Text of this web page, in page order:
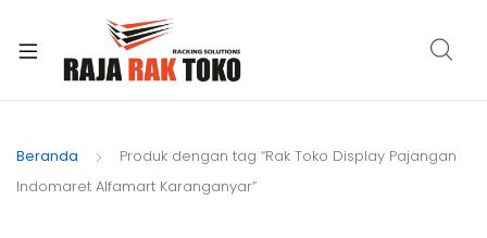
Beranda
Produk dengan tag “Rak Toko Display Pajangan
Indomaret Alfamart Karanganyar”